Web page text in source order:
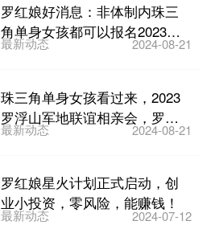
罗红娘好消息：非体制内珠三
角单身女孩都可以报名2023罗
浮山军地联谊相亲会啦...
最新动态 2024-08-21
珠三角单身女孩看过来，2023
罗浮山军地联谊相亲会，罗红
娘等你来报名~
最新动态 2024-08-21
罗红娘星火计划正式启动，创
业小投资，零风险，能赚钱！
最新动态 2024-07-12